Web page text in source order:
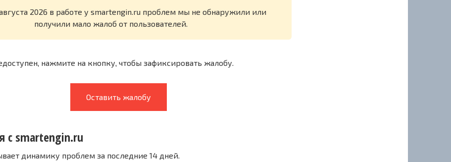
2026 в работе у smartengin.ru проблем мы не обнаружили или
получили мало жалоб от пользователей.
нажмите на кнопку, чтобы зафиксировать жалобу.
Оставить жалобу
с smartengin.ru
динамику проблем за последние 14 дней.